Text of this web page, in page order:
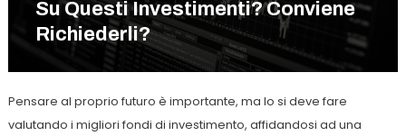
Su Questi Investimenti? Conviene
Richiederli?
Pensare al proprio futuro è importante, ma lo si deve fare
valutando i migliori fondi di investimento, affidandosi ad una